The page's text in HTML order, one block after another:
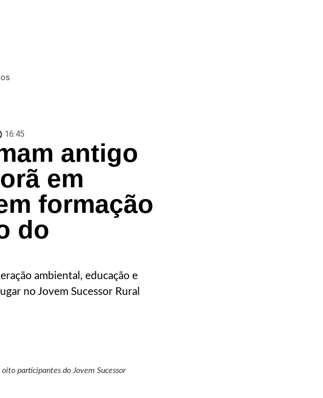
16:45
antigo
em
formação
do
ambiental, educação e
no Jovem Sucessor Rural
participantes do Jovem Sucessor